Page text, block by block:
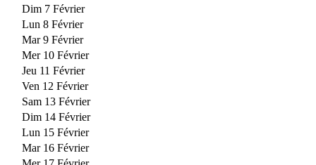
Dim 7 Février
Lun 8 Février
Mar 9 Février
Mer 10 Février
Jeu 11 Février
Ven 12 Février
Sam 13 Février
Dim 14 Février
Lun 15 Février
Mar 16 Février